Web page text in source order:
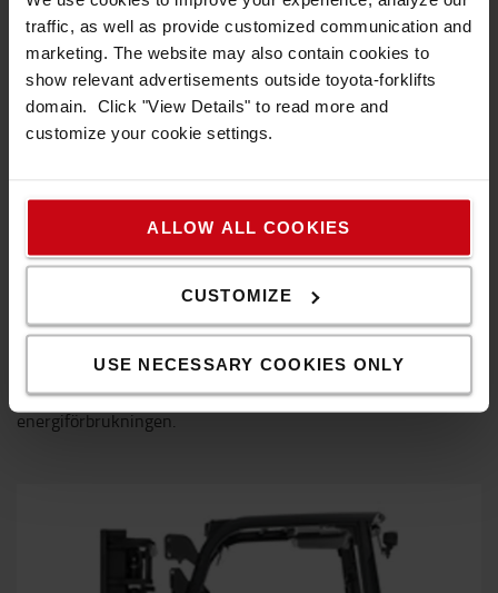
traffic, as well as provide customized communication and
marketing. The website may also contain cookies to
show relevant advertisements outside toyota-forklifts
domain. Click "View Details" to read more and
customize your cookie settings.
ALLOW ALL COOKIES
CUSTOMIZE
USE NECESSARY COOKIES ONLY
SyncoDrive från Toyota
Toyota IPM-motor (Interior Permanent Magnet)
kombinerad med våra avancerade kontrollenheter ger
förbättrade prestanda, och minimerar samtidigt
energiförbrukningen.